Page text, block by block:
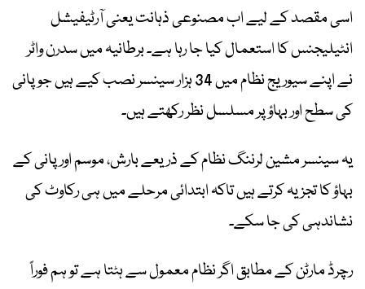
اسی مقصد کے لیے اب مصنوعی ذہانت یعنی آرٹیفیشل
انٹیلیجنس کا استعمال کیا جا رہا ہے۔ برطانیہ میں سدرن واٹر
نے اپنے سیوریج نظام میں 34 ہزار سینسر نصب کیے ہیں جو پانی
کی سطح اور بہاؤ پر مسلسل نظر رکھتے ہیں۔
یہ سینسر مشین لرننگ نظام کے ذریعے بارش، موسم اور پانی کے
بہاؤ کا تجزیہ کرتے ہیں تاکہ ابتدائی مرحلے میں ہی رکاوٹ کی
نشاندہی کی جا سکے۔
رچرڈ مارٹن کے مطابق اگر نظام معمول سے ہٹتا ہے تو ہم فوراً